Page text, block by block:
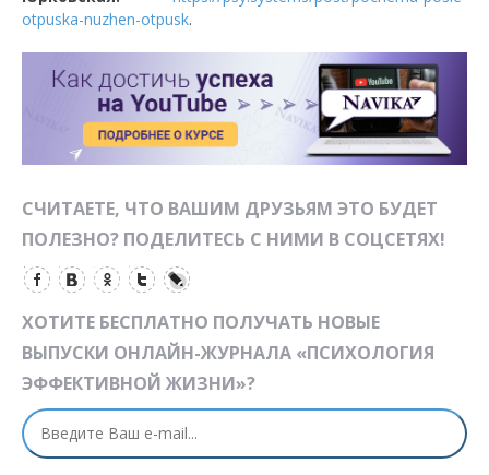
otpuska-nuzhen-otpusk.
СЧИТАЕТЕ, ЧТО ВАШИМ ДРУЗЬЯМ ЭТО БУДЕТ
ПОЛЕЗНО? ПОДЕЛИТЕСЬ С НИМИ В СОЦСЕТЯХ!
ХОТИТЕ БЕСПЛАТНО ПОЛУЧАТЬ НОВЫЕ
ВЫПУСКИ ОНЛАЙН-ЖУРНАЛА «ПСИХОЛОГИЯ
ЭФФЕКТИВНОЙ ЖИЗНИ»?